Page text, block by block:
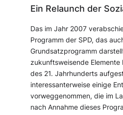
Ein Relaunch der
Das im Jahr 2007
Programm der SPD, das
Grundsatzprogramm
zukunftsweisende Elemente
des 21. Jahrhunderts
interessanterweise einige
vorweggenommen, die im
nach Annahme dieses